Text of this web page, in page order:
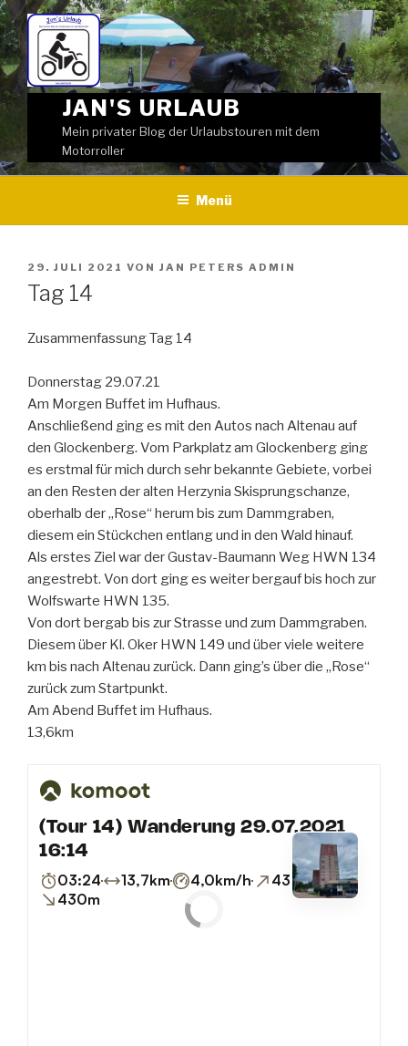
Weiter
zum
Inhalt
JAN'S URLAUB
Mein privater Blog der Urlaubstouren mit dem
Motorroller
Menü
VERÖFFENTLICHT
AM
29. JULI 2021 VON JAN PETERS ADMIN
Tag 14
Zusammenfassung Tag 14
Donnerstag 29.07.21
Am Morgen Buffet im Hufhaus.
Anschließend ging es mit den Autos nach Altenau auf
den Glockenberg. Vom Parkplatz am Glockenberg ging
es erstmal für mich durch sehr bekannte Gebiete, vorbei
an den Resten der alten Herzynia Skisprungschanze,
oberhalb der „Rose“ herum bis zum Dammgraben,
diesem ein Stückchen entlang und in den Wald hinauf.
Als erstes Ziel war der Gustav-Baumann Weg HWN 134
angestrebt. Von dort ging es weiter bergauf bis hoch zur
Wolfswarte HWN 135.
Von dort bergab bis zur Strasse und zum Dammgraben.
Diesem über Kl. Oker HWN 149 und über viele weitere
km bis nach Altenau zurück. Dann ging’s über die „Rose“
zurück zum Startpunkt.
Am Abend Buffet im Hufhaus.
13,6km